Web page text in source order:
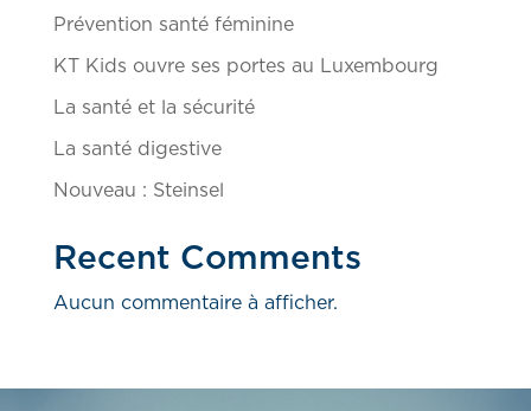
Prévention santé féminine
KT Kids ouvre ses portes au Luxembourg
La santé et la sécurité
La santé digestive
Nouveau : Steinsel
Recent Comments
Aucun commentaire à afficher.